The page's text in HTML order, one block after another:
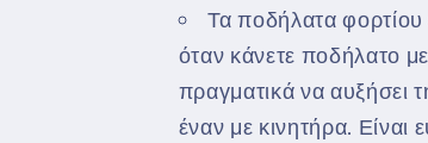
Τα ποδήλατα φορτίου
όταν κάνετε ποδήλατο
πραγματικά να αυξήσει
έναν με κινητήρα.